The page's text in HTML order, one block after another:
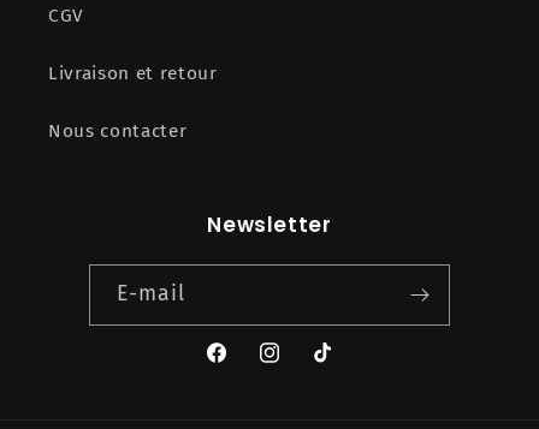
CGV
Livraison et retour
Nous contacter
Newsletter
E-mail
FacebookInstagramTikTok